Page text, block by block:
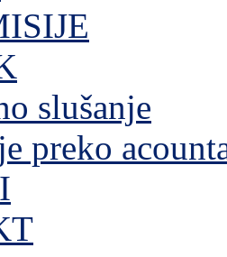
slušanje
preko